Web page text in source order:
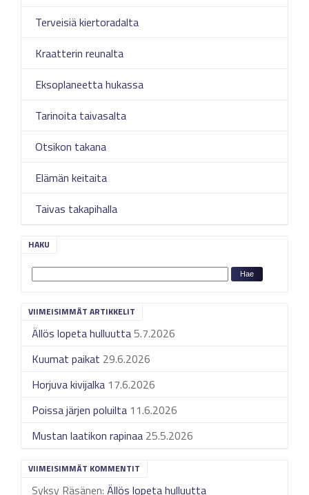
Terveisiä kiertoradalta
Kraatterin reunalta
Eksoplaneetta hukassa
Tarinoita taivasalta
Otsikon takana
Elämän keitaita
Taivas takapihalla
HAKU
VIIMEISIMMÄT ARTIKKELIT
Ällös lopeta hulluutta5.7.2026
Kuumat paikat 29.6.2026
Horjuva kivijalka 17.6.2026
Poissa järjen poluilta 11.6.2026
Mustan laatikon rapinaa 25.5.2026
VIIMEISIMMÄT KOMMENTIT
Syksy Räsänen: Ällös lopeta hulluutta